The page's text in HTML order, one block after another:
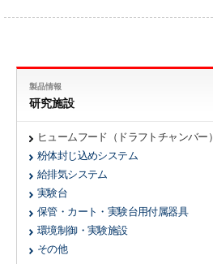
製品情報
研究施設
ヒュームフード（ドラフトチャンバー）
粉体封じ込めシステム
給排気システム
実験台
保管・カート・実験台用付属器具
環境制御・実験施設
その他